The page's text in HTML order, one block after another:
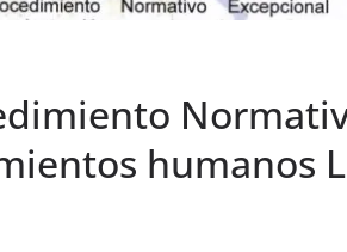
humanos